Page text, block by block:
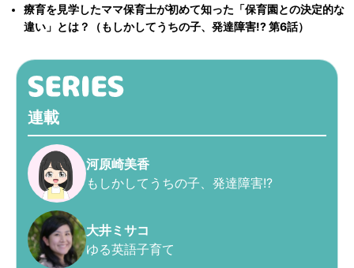
療育を見学したママ保育士が初めて知った「保育園との決定的な
違い」とは？（もしかしてうちの子、発達障害!? 第6話）
連載
河原崎美香
もしかしてうちの子、発達障害!?
大井ミサコ
ゆる英語子育て